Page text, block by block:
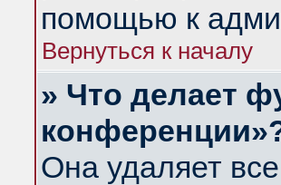
помощью к
Вернуться к началу
» Что делает
Она удаляет